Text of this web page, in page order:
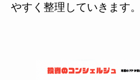
やすく整理していきます。